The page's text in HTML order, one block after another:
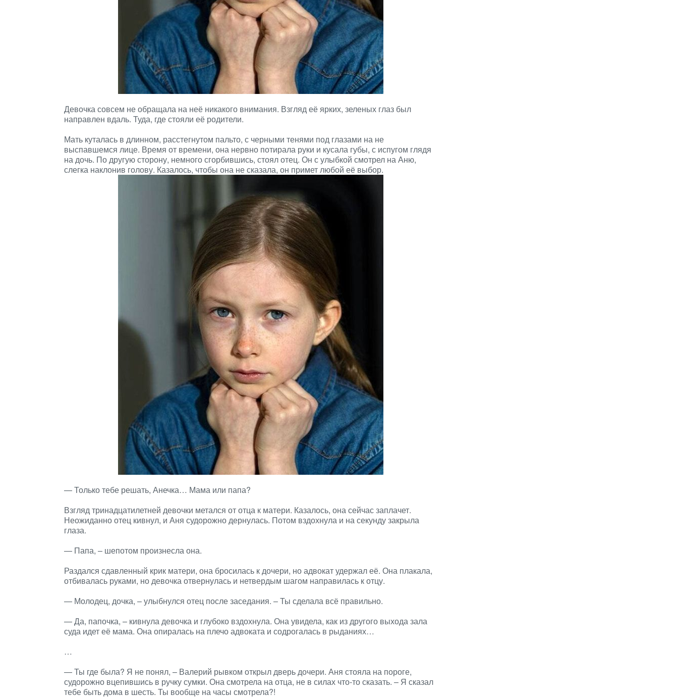
Девочка совсем не обращала на неё никакого внимания. Взгляд её ярких, зеленых глаз был
направлен вдаль. Туда, где стояли её родители.
Мать куталась в длинном, расстегнутом пальто, с черными тенями под глазами на не
выспавшемся лице. Время от времени, она нервно потирала руки и кусала губы, с испугом глядя
на дочь. По другую сторону, немного сгорбившись, стоял отец. Он с улыбкой смотрел на Аню,
слегка наклонив голову. Казалось, чтобы она не сказала, он примет любой её выбор.
— Только тебе решать, Анечка… Мама или папа?
Взгляд тринадцатилетней девочки метался от отца к матери. Казалось, она сейчас заплачет.
Неожиданно отец кивнул, и Аня судорожно дернулась. Потом вздохнула и на секунду закрыла
глаза.
— Папа, – шепотом произнесла она.
Раздался сдавленный крик матери, она бросилась к дочери, но адвокат удержал её. Она плакала,
отбивалась руками, но девочка отвернулась и нетвердым шагом направилась к отцу.
— Молодец, дочка, – улыбнулся отец после заседания. – Ты сделала всё правильно.
— Да, папочка, – кивнула девочка и глубоко вздохнула. Она увидела, как из другого выхода зала
суда идет её мама. Она опиралась на плечо адвоката и содрогалась в рыданиях…
…
— Ты где была? Я не понял, – Валерий рывком открыл дверь дочери. Аня стояла на пороге,
судорожно вцепившись в ручку сумки. Она смотрела на отца, не в силах что-то сказать. – Я сказал
тебе быть дома в шесть. Ты вообще на часы смотрела?!